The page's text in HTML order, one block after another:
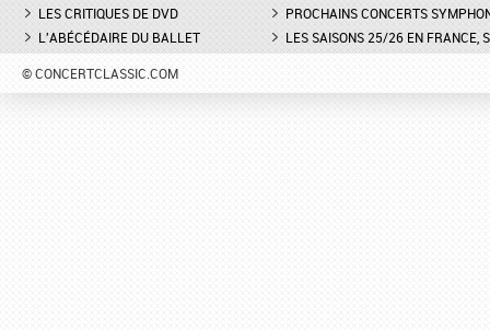
LES CRITIQUES DE DVD
L'ABÉCÉDAIRE DU BALLET
PROCHAINS CONCERTS
LES SAISONS 25/26 EN FRANCE,
© CONCERTCLASSIC.COM